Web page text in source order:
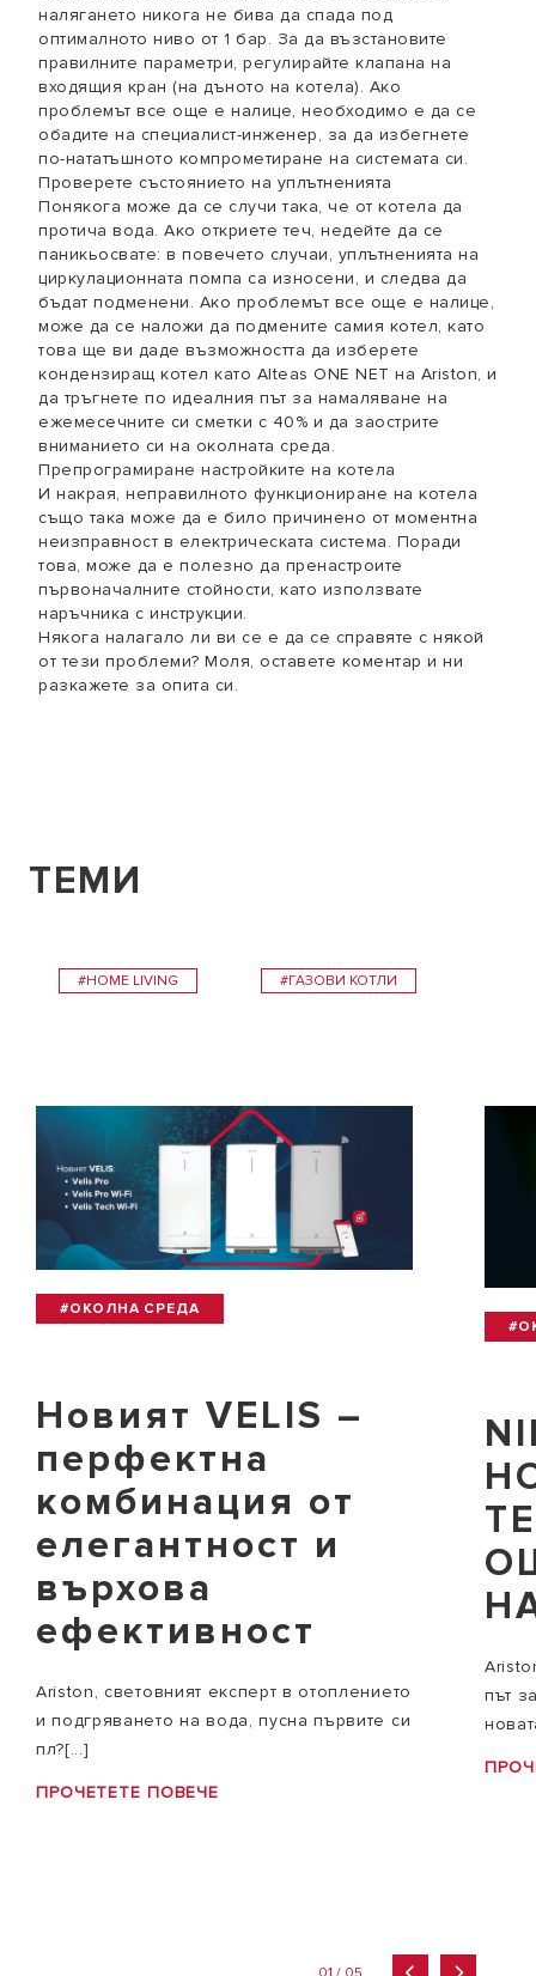
налягането никога не бива да спада под
оптималното ниво от 1 бар. За да възстановите
правилните параметри, регулирайте клапана на
входящия кран (на дъното на котела). Ако
проблемът все още е налице, необходимо е да се
обадите на специалист-инженер, за да избегнете
по-нататъшното компрометиране на системата си.
Проверете състоянието на уплътненията
Понякога може да се случи така, че от котела да
протича вода. Ако откриете теч, недейте да се
паникьосвате: в повечето случаи, уплътненията на
циркулационната помпа са износени, и следва да
бъдат подменени. Ако проблемът все още е налице,
може да се наложи да подмените самия котел, като
това ще ви даде възможността да изберете
кондензиращ котел като Alteas ONE NET на Ariston, и
да тръгнете по идеалния път за намаляване на
ежемесечните си сметки с 40% и да заострите
вниманието си на околната среда.
Препрограмиране настройките на котела
И накрая, неправилното функциониране на котела
също така може да е било причинено от моментна
неизправност в електрическата система. Поради
това, може да е полезно да пренастроите
първоначалните стойности, като използвате
наръчника с инструкции.
Някога налагало ли ви се е да се справяте с някой
от тези проблеми? Моля, оставете коментар и ни
разкажете за опита си.
ТЕМИ
#HOME LIVING #ГАЗОВИ КОТЛИ
#ОКОЛНА СРЕДА
Новият VELIS –
перфектна
комбинация от
елегантност и
върхова
ефективност
Ariston, световният експерт в отоплението
и подгряването на вода, пусна първите си
пл?[...]
ПРОЧЕТЕТЕ ПОВЕЧЕ
път